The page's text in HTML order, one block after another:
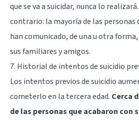
que se va a suicidar, nunca lo
contrario: la mayoría de las personas
han comunicado, de una u otra
sus familiares y amigos.
7. Historial de intentos de suicidio
Los intentos previos de suicidio
cometerlo en la tercera edad. Cerca
de las personas que acabaron con